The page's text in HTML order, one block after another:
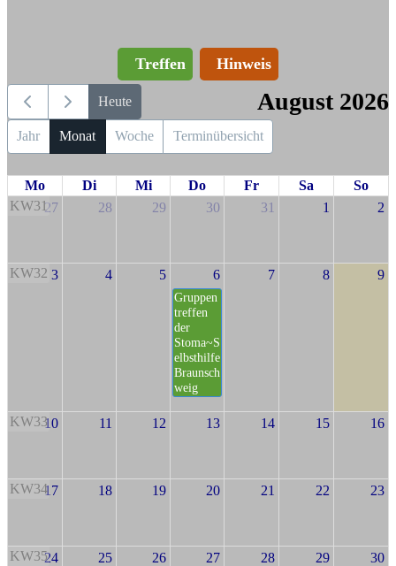
Treffen Hinweis
Heute August 2026
Jahr Monat Woche Terminübersicht
Mo Di Mi Do Fr Sa
So
KW3127 28 29 30 31 1 2
KW32 3 4 5 6
Gruppen
treffen
der
Stoma~S
elbsthilfe
Braunsch
weig
7 8 9
KW3310 11 12 13 14 15 16
KW3417 18 19 20 21 22 23
KW3524 25 26 27 28 29 30